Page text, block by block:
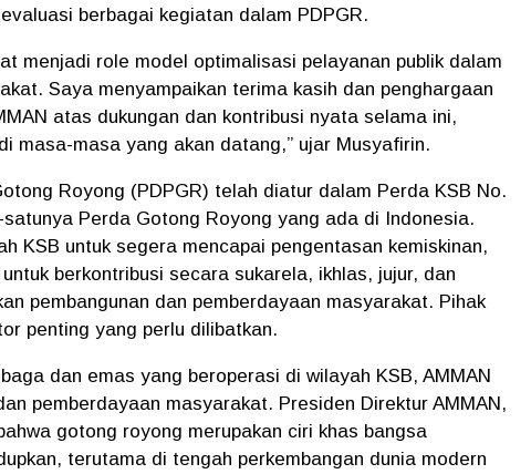
berbagai kegiatan dalam PDPGR.
menjadi role model optimalisasi pelayanan publik dalam
Saya menyampaikan terima kasih dan penghargaan
atas dukungan dan kontribusi nyata selama ini,
masa-masa yang akan datang,” ujar Musyafirin.
Royong (PDPGR) telah diatur dalam Perda KSB No.
satunya Perda Gotong Royong yang ada di Indonesia.
KSB untuk segera mencapai pengentasan kemiskinan,
berkontribusi secara sukarela, ikhlas, jujur, dan
pembangunan dan pemberdayaan masyarakat. Pihak
penting yang perlu dilibatkan.
dan emas yang beroperasi di wilayah KSB, AMMAN
pemberdayaan masyarakat. Presiden Direktur AMMAN,
gotong royong merupakan ciri khas bangsa
terutama di tengah perkembangan dunia modern